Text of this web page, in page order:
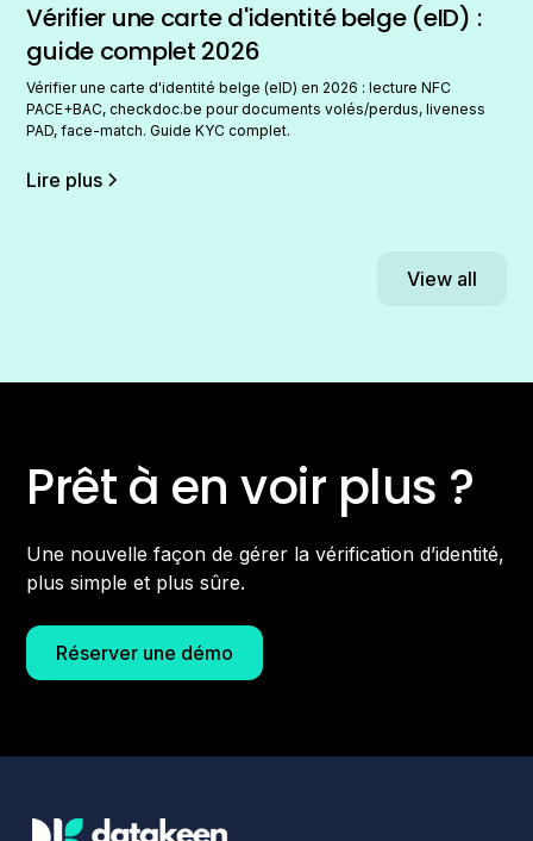
Vérifier une carte d'identité belge (eID) :
guide complet 2026
Vérifier une carte d'identité belge (eID) en 2026 : lecture NFC
PACE+BAC, checkdoc.be pour documents volés/perdus, liveness
PAD, face-match. Guide KYC complet.
Lire plus
View all
Prêt à en voir plus ?
Une nouvelle façon de gérer la vérification d’identité,
plus simple et plus sûre.
Réserver une démo